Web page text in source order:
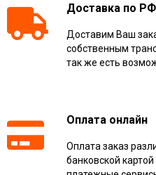
Доставка по РФ
Доставим Ваш
собственным
так же есть
Оплата онлайн
Оплата заказ
банковской